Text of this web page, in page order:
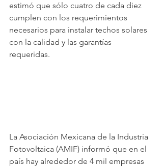
estimó que sólo cuatro de cada diez
cumplen con los requerimientos
necesarios para instalar techos solares
con la calidad y las garantías
requeridas.
La Asociación Mexicana de la Industria
Fotovoltaica (AMIF) informó que en el
país hay alrededor de 4 mil empresas